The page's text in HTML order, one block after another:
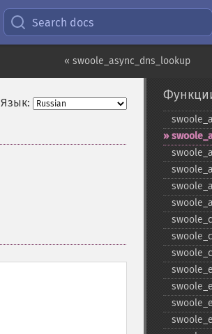
Search docs
« swoole_async_dns_lookup
Язык: